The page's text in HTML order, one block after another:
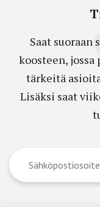
Saat
koosteen,
tärkeitä
Lisäksi saat